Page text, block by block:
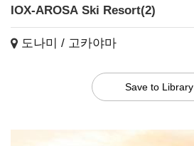
IOX-AROSA Ski Resort(2)
도나미 / 고카야마
Save to Library